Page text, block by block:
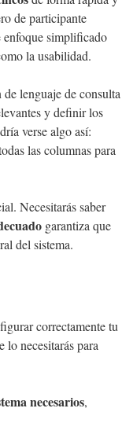
de participante
enfoque simplificado
la usabilidad.
lenguaje de consulta
y definir los
verse algo así:
las columnas para
Necesitarás saber
garantiza que
del sistema.
correctamente tu
lo necesitarás para
necesarios,